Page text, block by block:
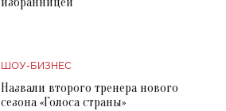
ШОУ-БИЗНЕС
Назвали второго тренера нового
сезона «Голоса страны»